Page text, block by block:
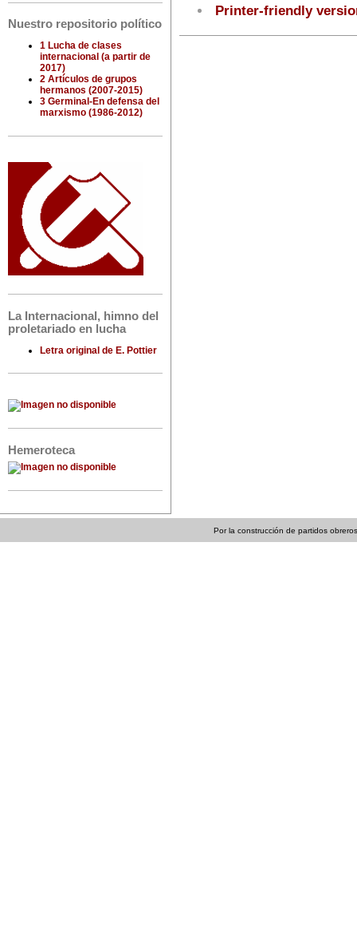
Nuestro repositorio político
1 Lucha de clases
internacional (a partir de
2017)
2 Artículos de grupos
hermanos (2007-2015)
3 Germinal-En defensa del
marxismo (1986-2012)
La Internacional, himno del
proletariado en lucha
Letra original de E. Pottier
Hemeroteca
Printer-friendly
Por la construcción de partidos